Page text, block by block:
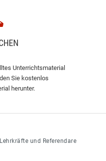
Unterrichtsmaterial
Sie kostenlos
herunter.
und Referendare